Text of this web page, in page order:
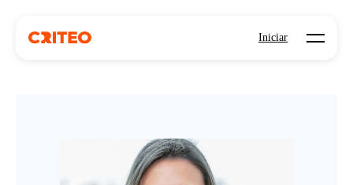
Iniciar Open